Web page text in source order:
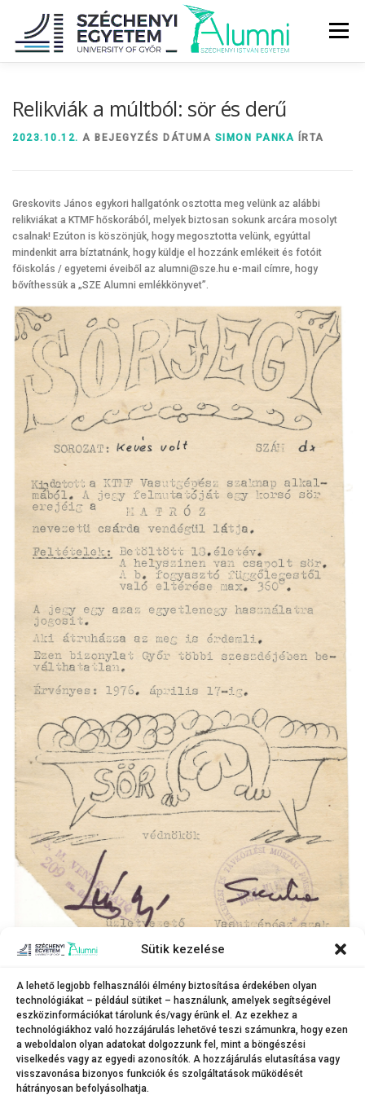
Sütik kezelése
A lehető legjobb felhasználói élmény biztosítása érdekében olyan
technológiákat – például sütiket – használunk, amelyek segítségével
eszközinformációkat tárolunk és/vagy érünk el. Az ezekhez a
technológiákhoz való hozzájárulás lehetővé teszi számunkra, hogy ezen
a weboldalon olyan adatokat dolgozzunk fel, mint a böngészési
viselkedés vagy az egyedi azonosítók. A hozzájárulás elutasítása vagy
visszavonása bizonyos funkciók és szolgáltatások működését
hátrányosan befolyásolhatja.
tartalomhoz
Menü
SZOLGÁLTATÁSOK ÉVFOLYAMOK
Relikviák a múltból: sör és derű
2023.10.12. A BEJEGYZÉS DÁTUMA SIMON PANKA ÍRTA
Greskovits János egykori hallgatónk osztotta meg velünk az alábbi
relikviákat a KTMF hőskorából, melyek biztosan sokunk arcára mosolyt
csalnak! Ezúton is köszönjük, hogy megosztotta velünk, egyúttal
mindenkit arra bíztatnánk, hogy küldje el hozzánk emlékeit és fotóit
főiskolás / egyetemi éveiből az alumni@sze.hu e-mail címre, hogy
bővíthessük a „SZE Alumni emlékkönyvet”.
Vasútgépész Szaknap 1974 Letöltés
Vasútgépész Szaknap c. kiadvány 1974-ből
Derű 1976 Letöltés
Derű c. kiadvány 1976-ból